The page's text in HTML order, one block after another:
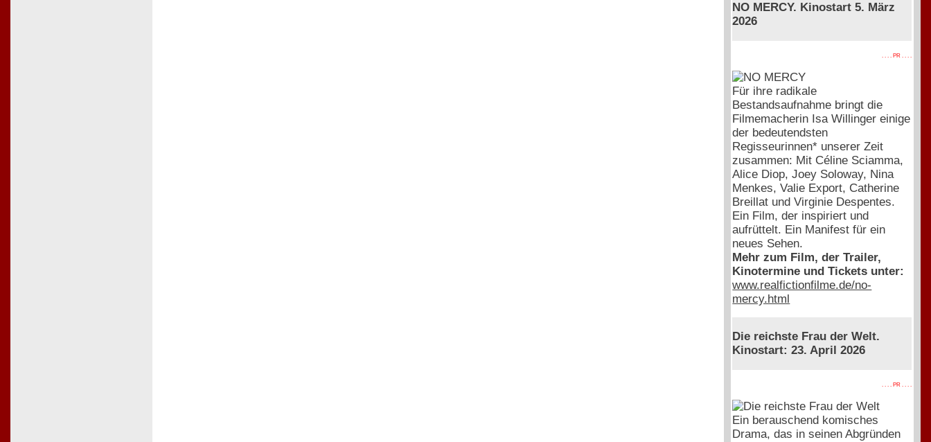
NO MERCY. Kinostart 5. März
2026
. . . . PR . . . .
Für ihre radikale
Bestandsaufnahme bringt die
Filmemacherin Isa Willinger einige
der bedeutendsten
Regisseurinnen* unserer Zeit
zusammen: Mit Céline Sciamma,
Alice Diop, Joey Soloway, Nina
Menkes, Valie Export, Catherine
Breillat und Virginie Despentes.
Ein Film, der inspiriert und
aufrüttelt. Ein Manifest für ein
neues Sehen.
Mehr zum Film, der Trailer,
Kinotermine und Tickets unter:
www.realfictionfilme.de/no-
mercy.html
Die reichste Frau der Welt.
Kinostart: 23. April 2026
. . . . PR . . . .
Ein berauschend komisches
Drama, das in seinen Abgründen